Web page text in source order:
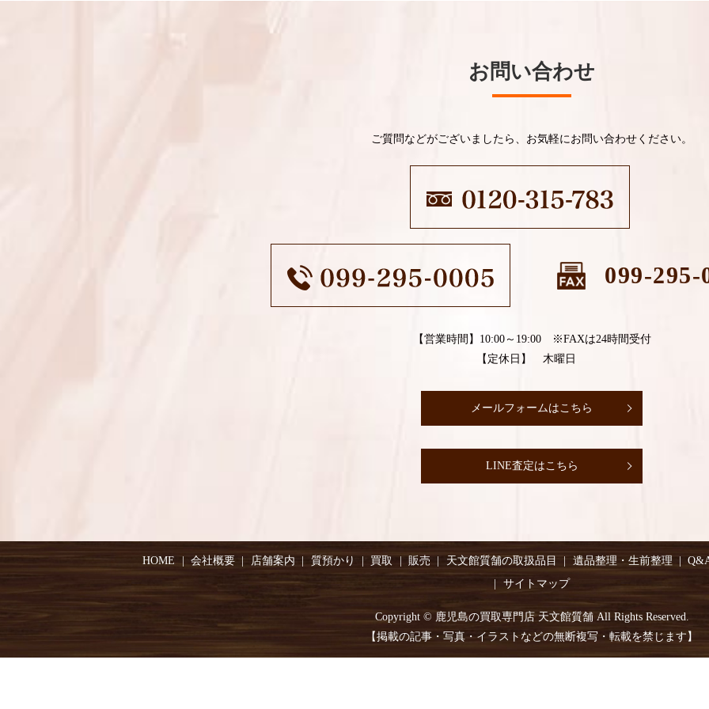
お問い合わせ
ご質問などがございましたら、お気軽にお問い合わせください。
099-295-
【営業時間】10:00～19:00 ※FAXは24時間受付
【定休日】 木曜日
メールフォームはこちら
LINE査定はこちら
HOME 会社概要 店舗案内 質預かり 買取 販売 天文館質舗の取扱品目 遺品整理・生前整理
サイトマップ
Copyright © 鹿児島の買取専門店 天文館質舗 All Rights Reserved.
【掲載の記事・写真・イラストなどの無断複写・転載を禁じます】